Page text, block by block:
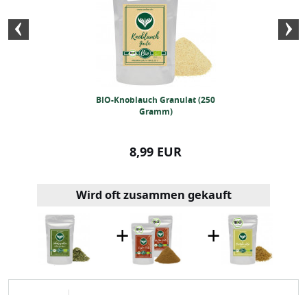
BIO-Knoblauch Granulat (250
Gramm)
8,99 EUR
Wird oft zusammen gekauft
+ +